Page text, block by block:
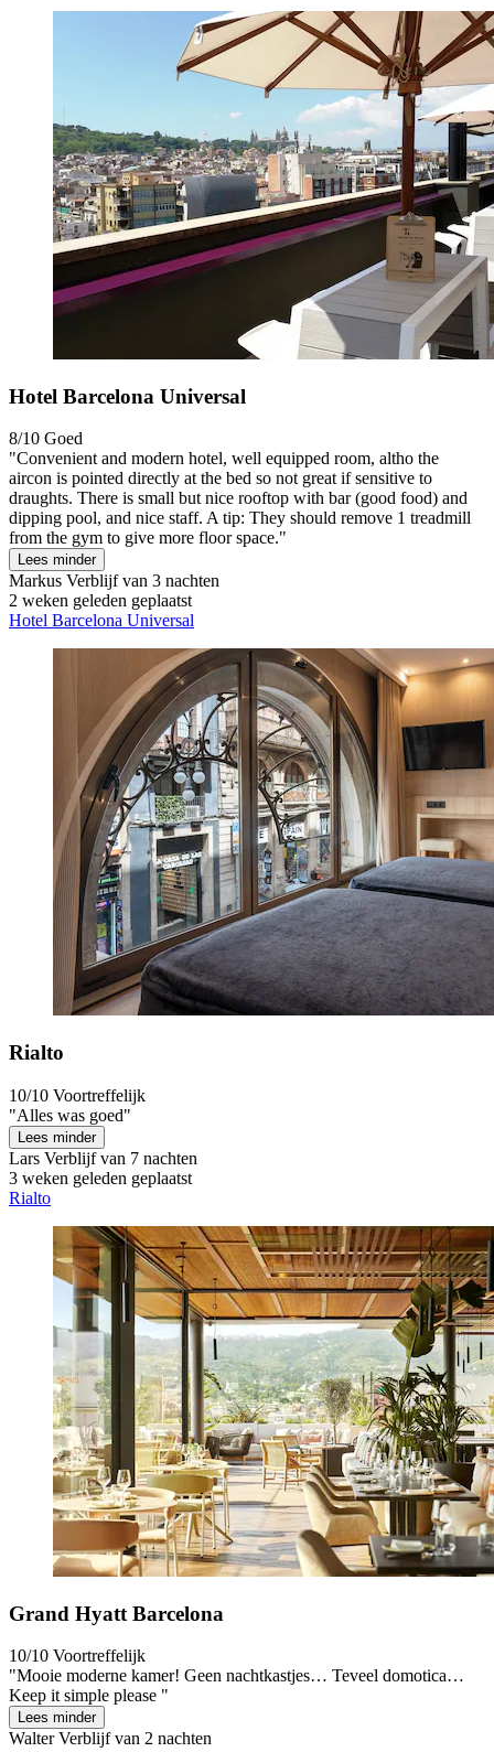
Hotel Barcelona Universal
8/10 Goed
"Convenient and modern hotel, well equipped room, altho the
aircon is pointed directly at the bed so not great if sensitive to
draughts. There is small but nice rooftop with bar (good food) and
dipping pool, and nice staff. A tip: They should remove 1 treadmill
from the gym to give more floor space."
Lees minder
Markus Verblijf van 3 nachten
2 weken geleden geplaatst
Hotel Barcelona Universal
Rialto
10/10 Voortreffelijk
"Alles was goed"
Lees minder
Lars Verblijf van 7 nachten
3 weken geleden geplaatst
Rialto
Grand Hyatt Barcelona
10/10 Voortreffelijk
"Mooie moderne kamer! Geen nachtkastjes… Teveel domotica…
Keep it simple please "
Lees minder
WalterVerblijf van 2 nachten